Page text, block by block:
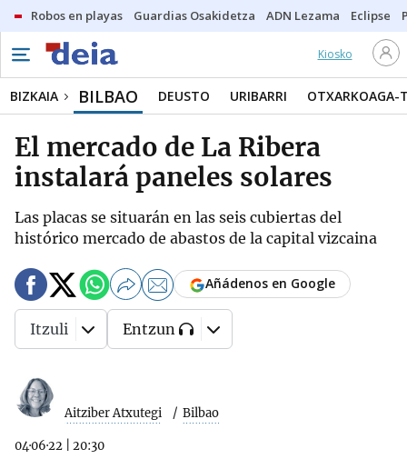
Robos en playas Guardias Osakidetza ADN Lezama Eclipse
Kiosko
BIZKAIA BILBAO DEUSTO URIBARRI OTXARKOAGA-
El mercado de La Ribera
instalará paneles solares
Las placas se situarán en las seis cubiertas del
histórico mercado de abastos de la capital vizcaina
Aitziber Atxutegi Bilbao
04·06·22 20:30
Añádenos en Google
Itzuli Entzun